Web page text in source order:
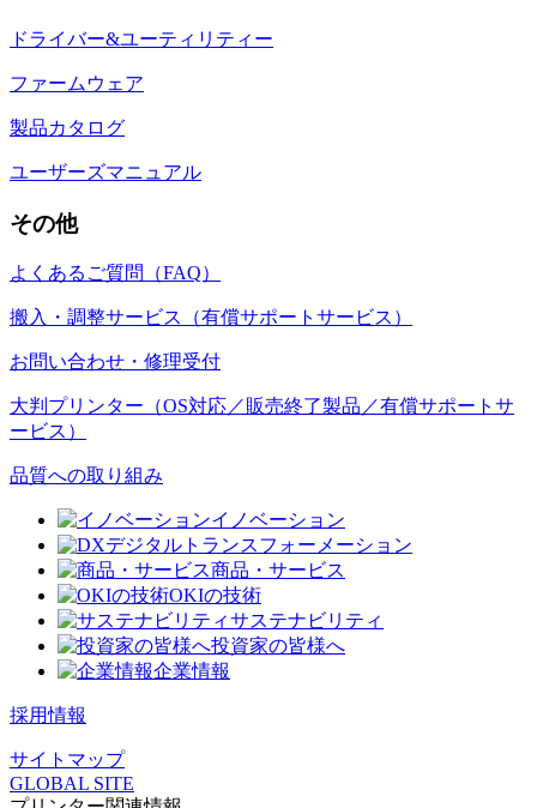
ドライバー&ユーティリティー
ファームウェア
製品カタログ
ユーザーズマニュアル
その他
よくあるご質問（FAQ）
搬入・調整サービス（有償サポートサービス）
お問い合わせ・修理受付
大判プリンター（OS対応／販売終了製品／有償サポートサ
ービス）
品質への取り組み
イノベーション
デジタルトランスフォーメーション
商品・サービス
OKIの技術
サステナビリティ
投資家の皆様へ
企業情報
採用情報
サイトマップ
GLOBAL SITE